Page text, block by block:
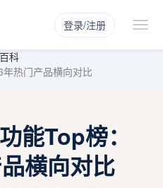
登录/注册
科
热门产品横向对比
能Top榜：
横向对比